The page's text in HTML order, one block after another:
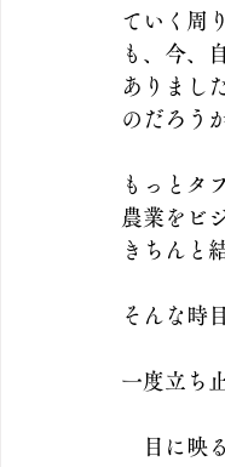
ていく周
も、今、
ありまし
のだろうか
もっとタ
農業をビ
きちんと
そんな時
一度立ち
目に映